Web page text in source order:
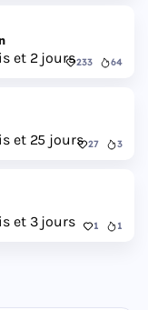
et 2 jours233 64
et 25 jours 27 3
et 3 jours 1 1